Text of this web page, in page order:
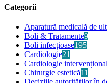
Categorii
Aparatură medicală de
Boli & Tratamente9
Boli infecțioase195
Cardiologie21
Cardiologie
Chirurgie estetică11